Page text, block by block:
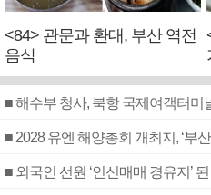
<84> 관문과 환대, 부산 역전
음식
■ 해수부 청사, 북항 국제여객터미
■ 2028 유엔 해양총회 개최지, ‘부
■ 외국인 선원 ‘인신매매 경유지’